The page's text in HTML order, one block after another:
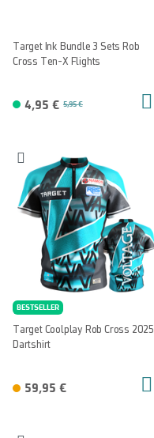
Target Ink Bundle 3 Sets Rob
Cross Ten-X Flights
4,95 € 5,95 €
BESTSELLER
Target Coolplay Rob Cross 2025
Dartshirt
59,95 €